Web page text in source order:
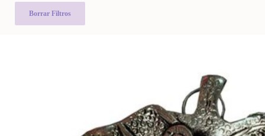
Otras Categorías
Borrar Filtros